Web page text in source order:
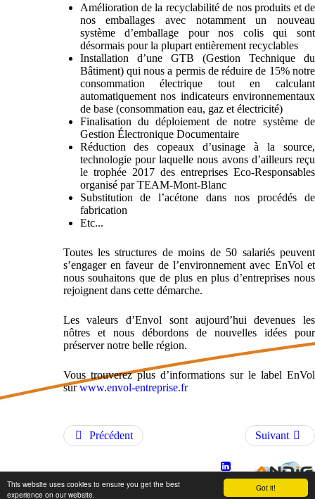
Got it!
This website uses cookies to ensure you get the best
experience on our website.
Amélioration de la recyclabilité de nos produits et de
nos emballages avec notamment un nouveau
système d’emballage pour nos colis qui sont
désormais pour la plupart entièrement recyclables
Installation d’une GTB (Gestion Technique du
Bâtiment) qui nous a permis de réduire de 15% notre
consommation électrique tout en calculant
automatiquement nos indicateurs environnementaux
de base (consommation eau, gaz et électricité)
Finalisation du déploiement de notre système de
Gestion Électronique Documentaire
Réduction des copeaux d’usinage à la source,
technologie pour laquelle nous avons d’ailleurs reçu
le trophée 2017 des entreprises Eco-Responsables
organisé par TEAM-Mont-Blanc
Substitution de l’acétone dans nos procédés de
fabrication
Etc...
Toutes les structures de moins de 50 salariés peuvent
s’engager en faveur de l’environnement avec EnVol et
nous souhaitons que de plus en plus d’entreprises nous
rejoignent dans cette démarche.
Les valeurs d’Envol sont aujourd’hui devenues les
nôtres et nous débordons de nouvelles idées pour
préserver notre belle région.
Vous trouverez plus d’informations sur le label EnVol
surwww.envol-entreprise.fr
Précédent Suivant
C.G.V.
+33
(0)4.50.70.54.54
+33
(0)4.50.70.56.56